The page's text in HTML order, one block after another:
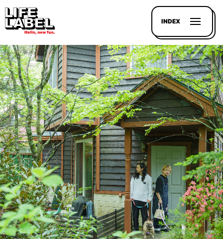
INDEX
記事を
探す
LL
HOUSE
LINE-
UP
PROJECT